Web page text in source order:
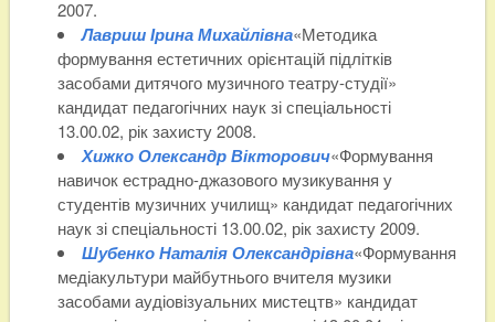
2007.
Лавриш Ірина Михайлівна«Методика
формування естетичних орієнтацій підлітків
засобами дитячого музичного театру-студії»
кандидат педагогічних наук зі спеціальності
13.00.02, рік захисту 2008.
Хижко Олександр Вікторович«Формування
навичок естрадно-джазового музикування у
студентів музичних училищ» кандидат педагогічних
наук зі спеціальності 13.00.02, рік захисту 2009.
Шубенко Наталія Олександрівна«Формування
медіакультури майбутнього вчителя музики
засобами аудіовізуальних мистецтв» кандидат